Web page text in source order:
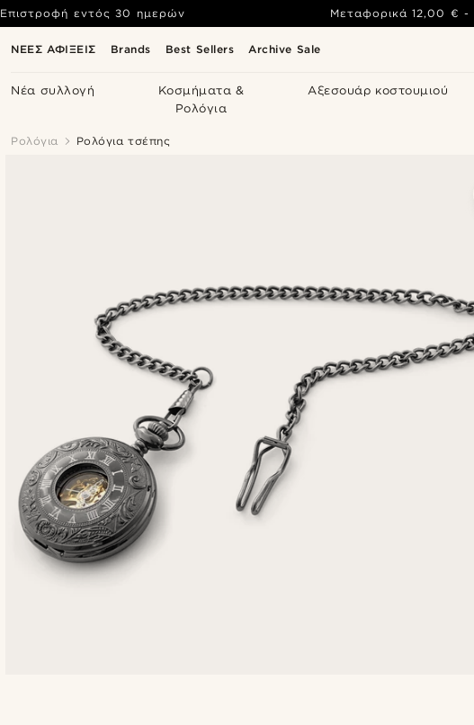
ΝΕΕΣ ΑΦΙΞΕΙΣ Brands Best Sellers Archive Sale
Νέα συλλογή
Κοσμήματα &
Ρολόγια
Αξεσουάρ κοστουμιού
Επιστροφή εντός 30 ημερών Μεταφορικά 12,00 € -
Ρολόγια Ρολόγια τσέπης